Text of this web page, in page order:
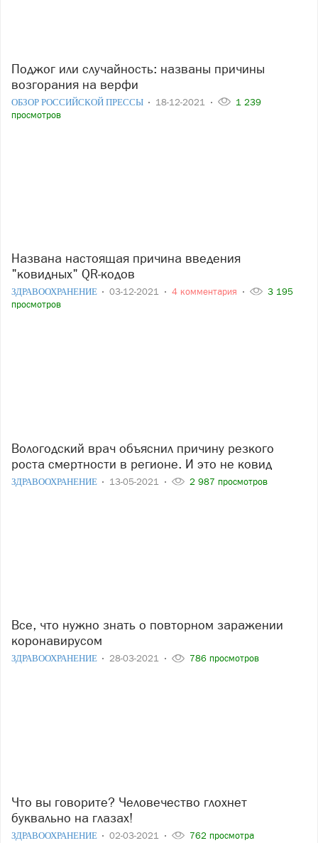
Поджог или случайность: названы причины
возгорания на верфи
ОБЗОР РОССИЙСКОЙ ПРЕССЫ 18-12-2021
1 239
просмотров
Названа настоящая причина введения
"ковидных" QR-кодов
ЗДРАВООХРАНЕНИЕ 03-12-2021 4 комментария
3 195
просмотров
Вологодский врач объяснил причину резкого
роста смертности в регионе. И это не ковид
ЗДРАВООХРАНЕНИЕ 13-05-2021 2 987 просмотров
Все, что нужно знать о повторном заражении
коронавирусом
ЗДРАВООХРАНЕНИЕ 28-03-2021 786 просмотров
Что вы говорите? Человечество глохнет
буквально на глазах!
ЗДРАВООХРАНЕНИЕ 02-03-2021 762 просмотра